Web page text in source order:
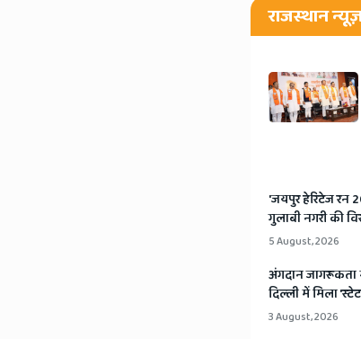
राजस्थान
​'जयपुर हेरिटेज रन
गुलाबी नगरी की
5 August, 2026
अंगदान जागरूकता
दिल्ली में मिला
3 August, 2026